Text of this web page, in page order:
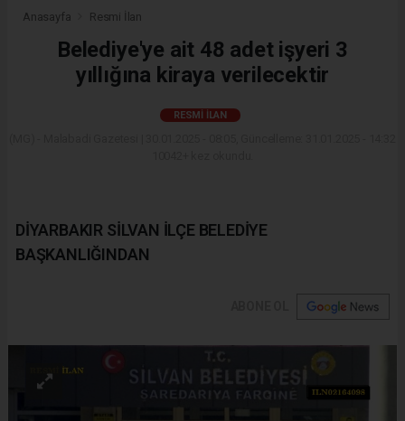
Anasayfa Resmi İlan
Belediye'ye ait 48 adet işyeri 3
yıllığına kiraya verilecektir
RESMI İLAN
DİYARBAKIR SİLVAN İLÇE BELEDİYE
BAŞKANLIĞINDAN